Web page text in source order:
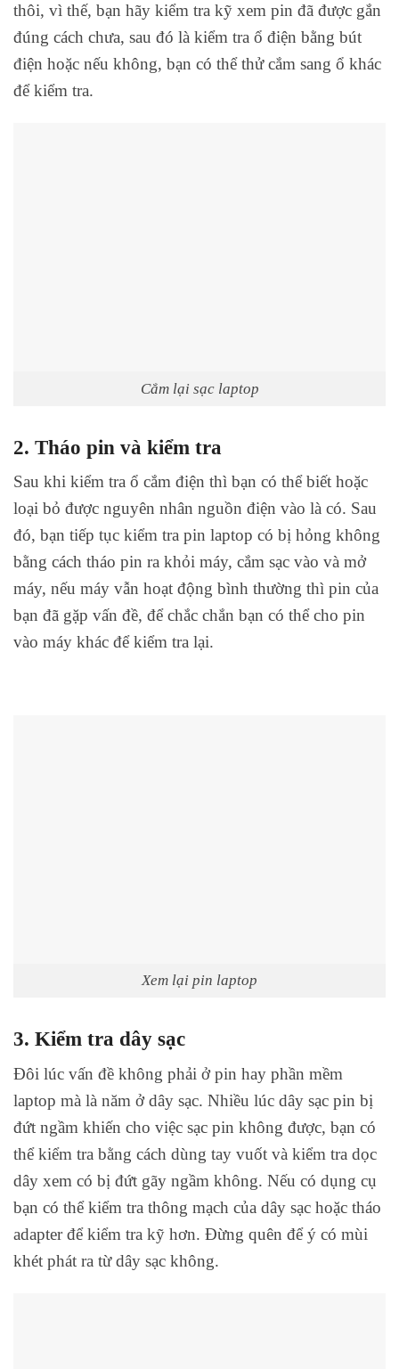
thôi, vì thế, bạn hãy kiểm tra kỹ xem pin đã được gắn
đúng cách chưa, sau đó là kiểm tra ổ điện bằng bút
điện hoặc nếu không, bạn có thể thử cắm sang ổ khác
để kiểm tra.
Cắm lại sạc laptop
2. Tháo pin và kiểm tra
Sau khi kiểm tra ổ cắm điện thì bạn có thể biết hoặc
loại bỏ được nguyên nhân nguồn điện vào là có. Sau
đó, bạn tiếp tục kiểm tra pin laptop có bị hỏng không
bằng cách tháo pin ra khỏi máy, cắm sạc vào và mở
máy, nếu máy vẫn hoạt động bình thường thì pin của
bạn đã gặp vấn đề, để chắc chắn bạn có thể cho pin
vào máy khác để kiểm tra lại.
Xem lại pin laptop
3. Kiểm tra dây sạc
Đôi lúc vấn đề không phải ở pin hay phần mềm
laptop mà là năm ở dây sạc. Nhiều lúc dây sạc pin bị
đứt ngầm khiến cho việc sạc pin không được, bạn có
thể kiểm tra bằng cách dùng tay vuốt và kiểm tra dọc
dây xem có bị đứt gãy ngầm không. Nếu có dụng cụ
bạn có thể kiểm tra thông mạch của dây sạc hoặc tháo
adapter để kiểm tra kỹ hơn. Đừng quên để ý có mùi
khét phát ra từ dây sạc không.